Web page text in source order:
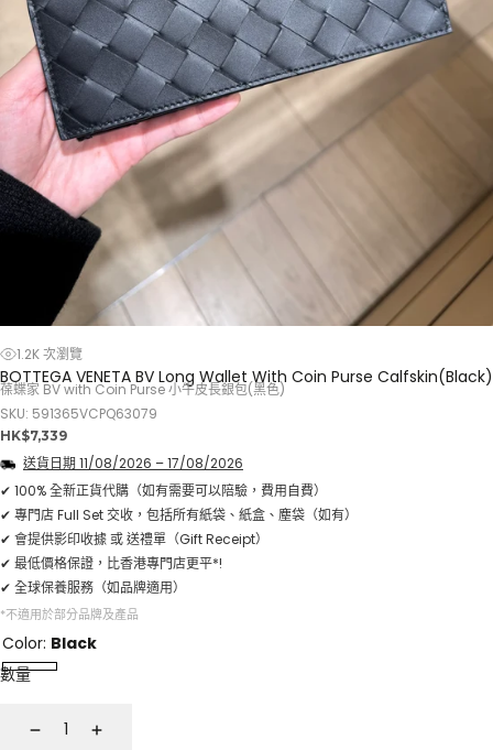
1.2K 次瀏覽
BOTTEGA VENETA BV Long Wallet With Coin Purse Calfskin(Black)
葆蝶家 BV with Coin Purse 小牛皮長銀包(黑色)
SKU: 591365VCPQ63079
正
價
格
HK$7,339
送貨日期 11/08/2026 –17/08/2026
✔ 100% 全新正貨代購（如有需要可以陪驗，費用自費）
✔ 專門店 Full Set 交收，包括所有紙袋、紙盒、塵袋（如有）
✔ 會提供影印收據 或 送禮單（Gift Receipt）
✔ 最低價格保證，比香港專門店更平*!
✔ 全球保養服務（如品牌適用）
*不適用於部分品牌及產品
Color: Black
數量
增